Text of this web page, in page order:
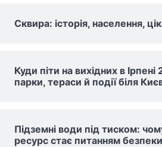
Сквира: історія, населення,
Куди піти на вихідних в
парки, тераси й події біля
Підземні води під тиском:
ресурс стає питанням